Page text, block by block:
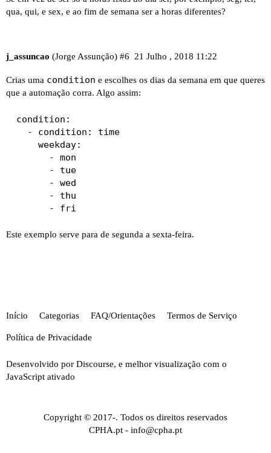
qua, qui, e sex, e ao fim de semana ser a horas diferentes?
j_assuncao (Jorge Assunção) 21 Julho , 2018 11:22
#6
Crias uma condition e escolhes os dias da semana em que queres
que a automação corra. Algo assim:
condition:
   - condition: time
     weekday:
       - mon
       - tue
       - wed
       - thu
Este exemplo serve para de segunda a sexta-feira.
Início Categorias FAQ/Orientações Termos de Serviço
Política de Privacidade
Desenvolvido por Discourse, e melhor visualização com o
JavaScript ativado
Copyright © 2017-. Todos os direitos reservados
CPHA.pt - info@cpha.pt